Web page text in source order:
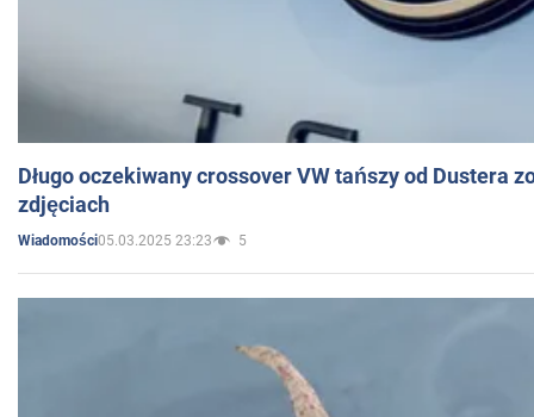
Długo oczekiwany crossover VW tańszy od Dustera
zdjęciach
Wiadomości05.03.2025 23:23 5